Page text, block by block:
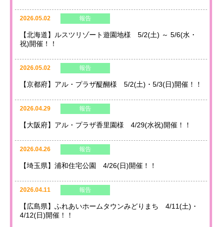
2026.05.02 報告
【北海道】ルスツリゾート遊園地様 5/2(土) ～ 5/6(水・
祝)開催！！
2026.05.02 報告
【京都府】アル・プラザ醍醐様 5/2(土)・5/3(日)開催！！
2026.04.29 報告
【大阪府】アル・プラザ香里園様 4/29(水祝)開催！！
2026.04.26 報告
【埼玉県】浦和住宅公園 4/26(日)開催！！
2026.04.11 報告
【広島県】ふれあいホームタウンみどりまち 4/11(土)・
4/12(日)開催！！